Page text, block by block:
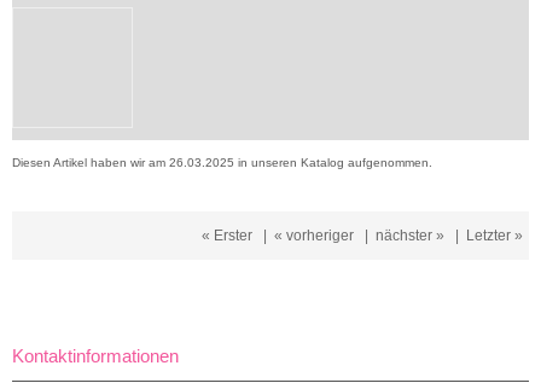
Diesen Artikel haben wir am 26.03.2025 in unseren Katalog aufgenommen.
« Erster | « vorheriger | nächster » | Letzter »
Kontaktinformationen